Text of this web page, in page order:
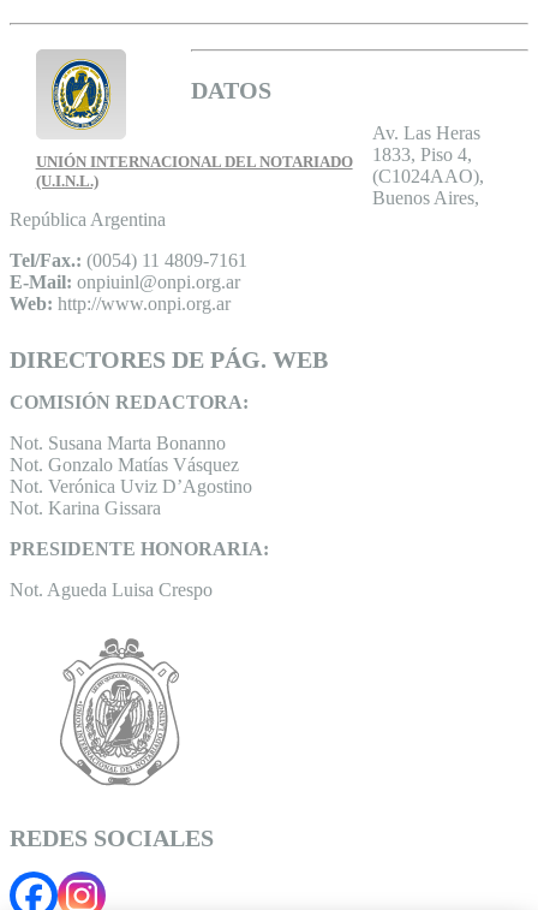
UNIÓN INTERNACIONAL DEL NOTARIADO
(U.I.N.L.)
DATOS
Av. Las Heras
1833, Piso 4,
(C1024AAO),
Buenos Aires,
República Argentina
Tel/Fax.: (0054) 11 4809-7161
E-Mail: onpiuinl@onpi.org.ar
Web: http://www.onpi.org.ar
DIRECTORES DE PÁG. WEB
COMISIÓN REDACTORA:
Not. Susana Marta Bonanno
Not. Gonzalo Matías Vásquez
Not. Verónica Uviz D’Agostino
Not. Karina Gissara
PRESIDENTE HONORARIA:
Not. Agueda Luisa Crespo
REDES SOCIALES